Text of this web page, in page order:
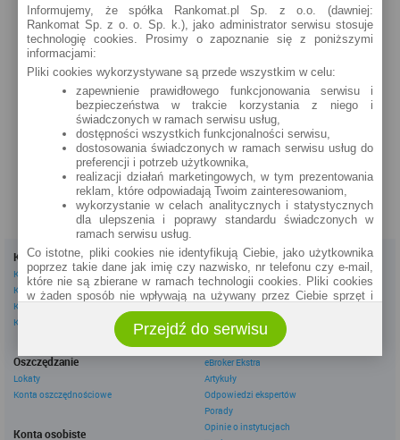
Gołdap
Plac Zwycięstwa 13b (24h)
szczegóły »
Plac Zwycięstwa 16 - Pawilon Handlowy (24h)
szczegóły »
Kredyty
Kredyty gotówkowe
Kredyty hipoteczne
Kredyty konsolidacyjne
Kredyty na samochód
Oszczędzanie
Lokaty
Konta oszczędnościowe
Konta osobiste
Dla firm
Kredyty firmowe
Konta firmowe
Inne
eBroker Ekstra
Artykuły
Odpowiedzi ekspertów
Porady
Opinie o instytucjach
Informujemy, że spółka Rankomat.pl Sp. z o.o. (dawniej:
Rankomat Sp. z o. o. Sp. k.), jako administrator serwisu stosuje
technologię cookies. Prosimy o zapoznanie się z poniższymi
informacjami:
Pliki cookies wykorzystywane są przede wszystkim w celu:
zapewnienie prawidłowego funkcjonowania serwisu i
bezpieczeństwa w trakcie korzystania z niego i
świadczonych w ramach serwisu usług,
dostępności wszystkich funkcjonalności serwisu,
dostosowania świadczonych w ramach serwisu usług do
preferencji i potrzeb użytkownika,
realizacji działań marketingowych, w tym prezentowania
reklam, które odpowiadają Twoim zainteresowaniom,
wykorzystanie w celach analitycznych i statystycznych
dla ulepszenia i poprawy standardu świadczonych w
ramach serwisu usług.
Co istotne, pliki cookies nie identyfikują Ciebie, jako użytkownika
poprzez takie dane jak imię czy nazwisko, nr telefonu czy e-mail,
które nie są zbierane w ramach technologii cookies. Pliki cookies
w żaden sposób nie wpływają na używany przez Ciebie sprzęt i
Zakres wykorzystywania plików cookies możliwy jest do
określenia w ustawieniach przeglądarki każdego użytkownika. Bez
wprowadzenia zmian ustawień, informacje w plikach cookies mogą
być zapisywane w pamięci Twojego urządzenia.
Administratorem danych pozyskiwanych w technologii cookies jest
spółka Rankomat.pl Sp. z o.o. (dawniej: Rankomat Sp. z o. o. Sp.
k.) z siedzibą w Warszawie, ul. Wolska 88, 01 - 141 Warszawa.
Możesz jako użytkownik w każdym czasie skontaktować się z
Przejdź do serwisu